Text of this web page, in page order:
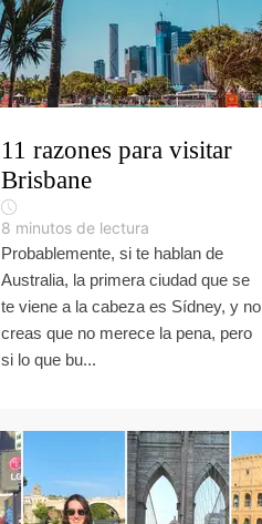
11 razones para visitar
Brisbane
8 minutos de lectura
Probablemente, si te hablan de
Australia, la primera ciudad que se
te viene a la cabeza es Sídney, y no
creas que no merece la pena, pero
si lo que bu...